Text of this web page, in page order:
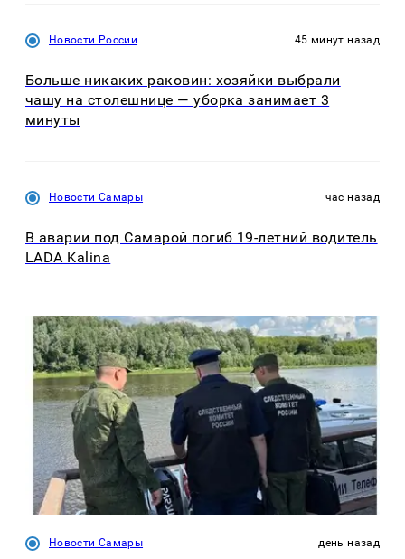
Новости России 45 минут назад
Больше никаких раковин: хозяйки выбрали
чашу на столешнице — уборка занимает 3
минуты
Новости Самары час назад
В аварии под Самарой погиб 19-летний водитель
LADA Kalina
Новости Самары день назад